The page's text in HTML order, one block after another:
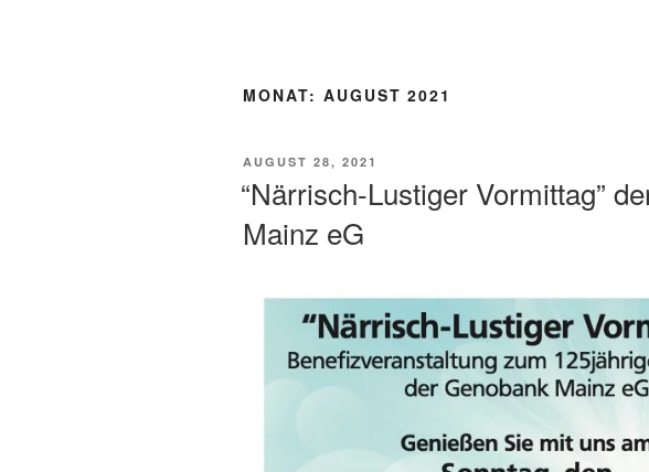
MONAT: AUGUST 2021
VERÖFFENTLICHT
AUGUST 28, 2021
“Närrisch-Lustiger Vormittag”
Mainz eG